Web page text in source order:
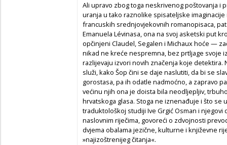
Ali upravo zbog toga neskrivenog poštovanja i
uranja u tako raznolike spisateljske
francuskih srednjovjekovnih romanopisaca,
Emanuela Lévinasa, ona na svoj asketski put
opčinjeni Claudel, Segalen i Michaux hoće —
nikad ne kreće nespremna, bez prtljage svoje
razlijevaju izvori novih značenja koje detektira.
služi, kako Šop čini se daje naslutiti, da bi se
gorostasa, pa ih odatle nadmoćno, a zapravo
većinu njih ona je doista bila neodljepljiv,
hrvatskoga glasa. Stoga ne iznenađuje i što
traduktološkoj studiji Ive Grgić Osman i
naslovnim riječima, govoreći o zdvojnosti
dvjema obalama jezične, kulturne i književne
»najizoštrenijeg čitanja«.